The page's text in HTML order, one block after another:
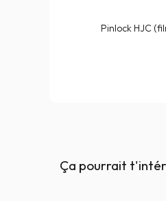
Pinlock HJC
Ça pourrait